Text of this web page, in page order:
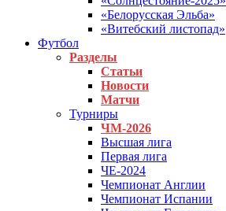
«Белорусская Эльба»
«Витебский листопад»
Футбол
Разделы
Статьи
Новости
Матчи
Турниры
ЧМ-2026
Высшая лига
Первая лига
ЧЕ-2024
Чемпионат Англии
Чемпионат Испании